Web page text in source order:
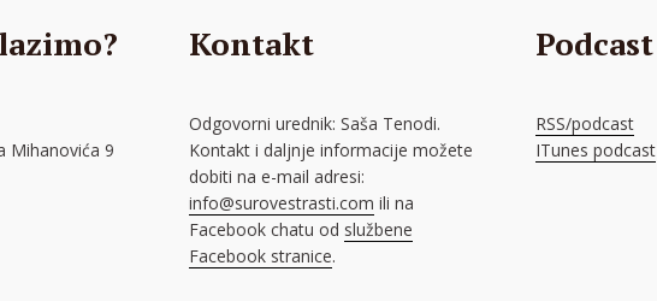
Mihanovića 9
Kontakt
Odgovorni urednik: Saša Tenodi.
Kontakt i daljnje informacije možete
dobiti na e-mail adresi:
info@surovestrasti.com ili na
Facebook chatu od službene
Facebook stranice.
Podcast
RSS/podcast
ITunes podcast